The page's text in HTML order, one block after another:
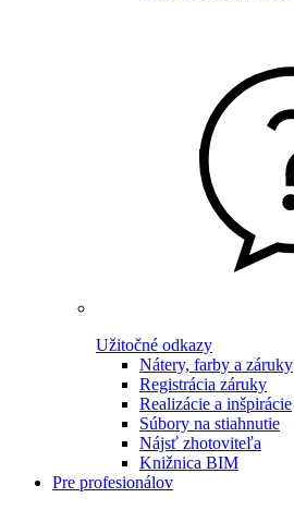
Užitočné odkazy
Nátery, farby a záruky
Registrácia záruky
Realizácie a inšpirácie
Súbory na stiahnutie
Nájsť zhotoviteľa
Knižnica BIM
Pre profesionálov